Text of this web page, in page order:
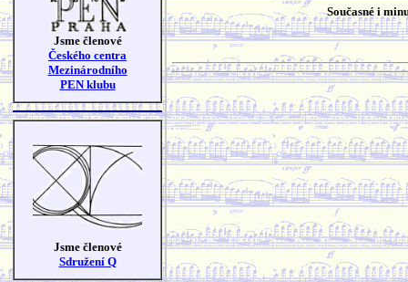
Jsme členové
Českého centra
Mezinárodního
PEN klubu
Jsme členové
Sdružení Q
Současné i